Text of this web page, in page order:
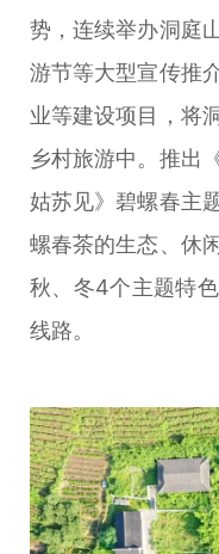
势，连续举办洞庭
游节等大型宣传推
业等建设项目，将
乡村旅游中。推出
姑苏见》碧螺春主
螺春茶的生态、休
秋、冬4个主题特
线路。